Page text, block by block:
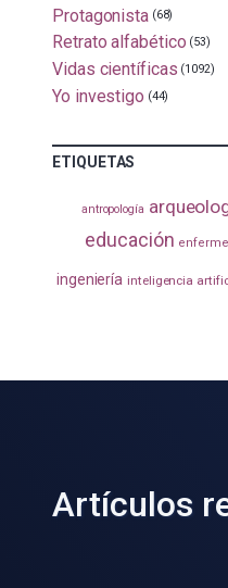
Protagonista (68)
Retrato alfabético (53)
Vidas científicas (1092)
Yo investigo (44)
ETIQUETAS
antropología
educación
ingeniería inteligencia
Artículos